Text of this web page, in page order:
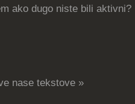
ako dugo niste bili aktivni?
nase tekstove »